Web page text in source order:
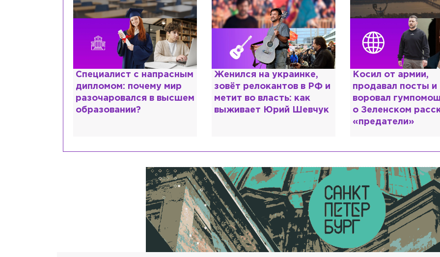
Специалист с напрасным
дипломом: почему мир
разочаровался в высшем
образовании?
Женился на украинке,
зовёт релокантов в РФ и
метит во власть: как
выживает Юрий Шевчук
Косил от армии,
продавал посты и
воровал
о Зеленском
«предатели»